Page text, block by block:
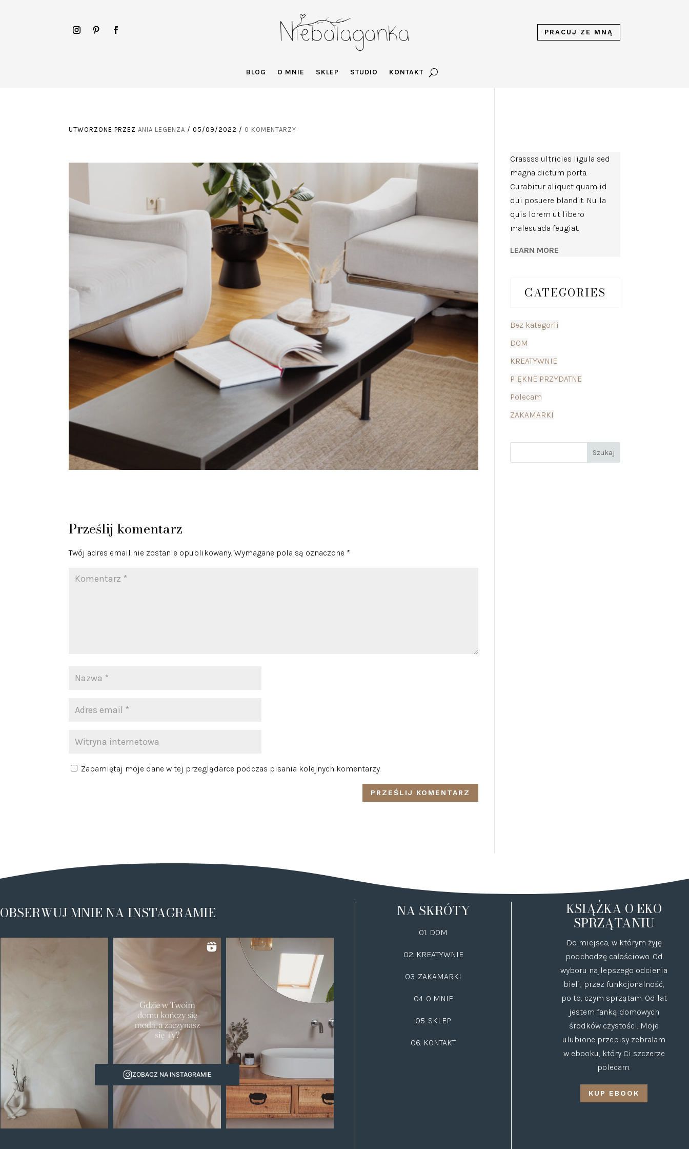
PRACUJ ZE MNĄ
BLOG O MNIE SKLEP STUDIO KONTAKT
UTWORZONE PRZEZANIA LEGENZA /05/09/2022 / 0 KOMENTARZY
Prześlij komentarz
Twój adres email nie zostanie opublikowany. Wymagane pola są oznaczone *
Zapamiętaj moje dane w tej przeglądarce podczas pisania kolejnych komentarzy.
Crassss ultricies ligula sed
magna dictum porta.
Curabitur aliquet quam id
dui posuere blandit. Nulla
quis lorem ut libero
malesuada feugiat.
LEARN MORE
CATEGORIES
Bez kategorii
DOM
KREATYWNIE
PIĘKNE PRZYDATNE
Polecam
ZAKAMARKI
OBSERWUJ MNIE NA INSTAGRAMIE
ZOBACZ NA INSTAGRAMIE
NA SKRÓTY
01. DOM
02. KREATYWNIE
03. ZAKAMARKI
04. O MNIE
05. SKLEP
06. KONTAKT
KSIĄŻKA O EKO
SPRZĄTANIU
Do miejsca, w którym żyję
podchodzę całościowo. Od
wyboru najlepszego odcienia
bieli, przez funkcjonalność,
po to, czym sprzątam. Od lat
jestem fanką domowych
środków czystości. Moje
ulubione przepisy zebrałam
w ebooku, który Ci szczerze
polecam.
KUP EBOOK